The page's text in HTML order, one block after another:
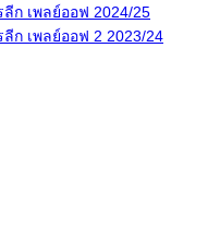
ก เพลย์ออฟ 2024/25
ก เพลย์ออฟ 2 2023/24